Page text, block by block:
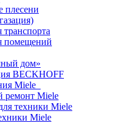
плесени
помещений
дом»
BECKHOFF
Miele
ремонт Miele
техники Miele
Miele